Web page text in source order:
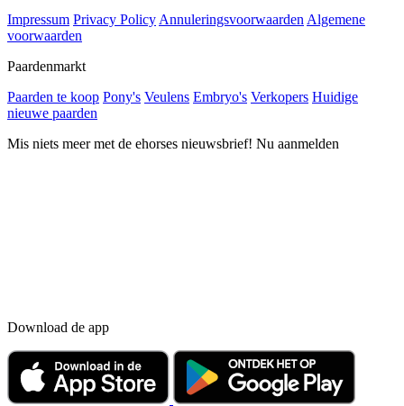
Impressum Privacy Policy Annuleringsvoorwaarden Algemene
voorwaarden
Paardenmarkt
Paarden te koop Pony's Veulens Embryo's Verkopers Huidige
nieuwe paarden
Mis niets meer met de ehorses nieuwsbrief! Nu aanmelden
Download de app